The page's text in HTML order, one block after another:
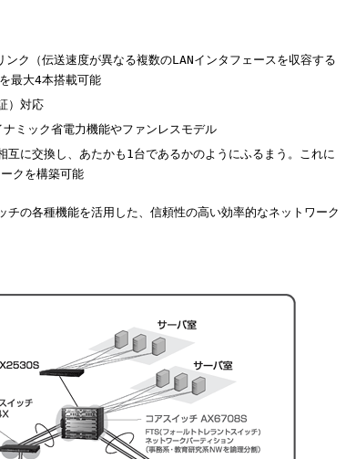
ク（伝送速度が異なる複数のLANインタフェースを収容する
最大4本搭載可能
）対応
ミック省電力機能やファンレスモデル
互に交換し、あたかも1台であるかのようにふるまう。これに
クを構築可能
チの各種機能を活用した、信頼性の高い効率的なネットワーク